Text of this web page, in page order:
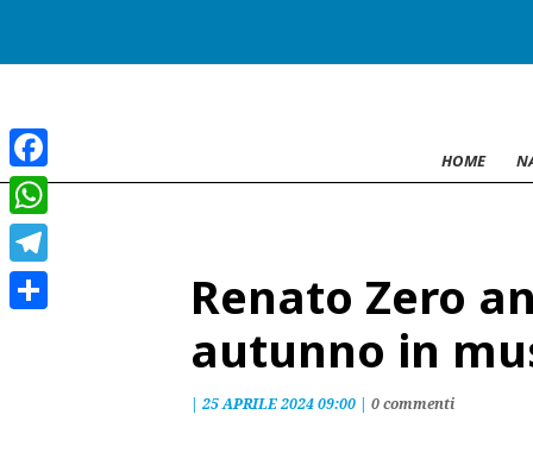
HOME
Renato Zero
autunno in
| 25 APRILE 2024 09:00 | 0 commenti
Facebook
WhatsApp
Telegram